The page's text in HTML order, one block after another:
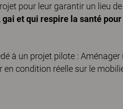
pour leur garantir un lieu
et qui respire la santé
à un projet pilote :
en condition réelle sur le